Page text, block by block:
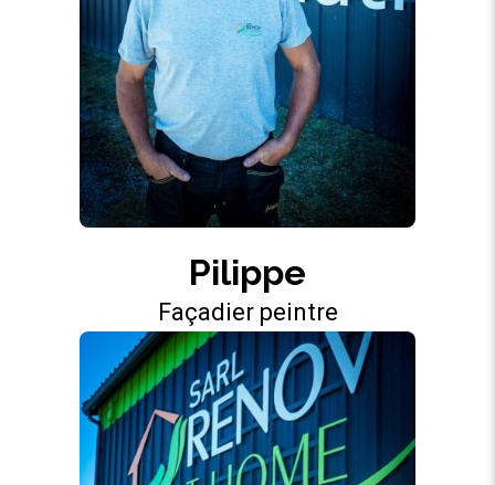
Pilippe
Façadier peintre